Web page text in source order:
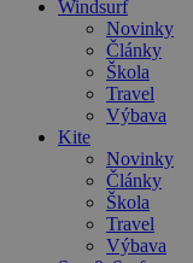
Windsurf
Novinky
Články
Škola
Travel
Výbava
Kite
Novinky
Články
Škola
Travel
Výbava